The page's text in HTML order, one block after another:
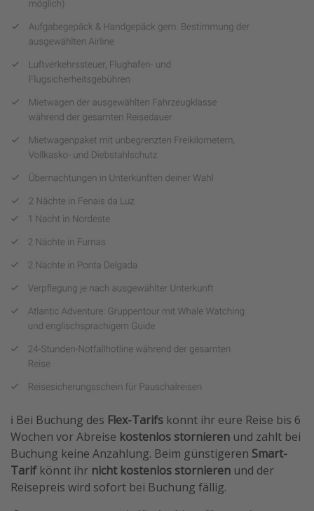
ℹ️ Bei Buchung des Flex-Tarifs könnt ihr eure Reise bis 6
Wochen vor Abreise kostenlos stornieren und zahlt bei
Buchung keine Anzahlung. Beim günstigeren Smart-
Tarifkönnt ihr nicht kostenlos stornieren und der
Reisepreis wird sofort bei Buchung fällig.